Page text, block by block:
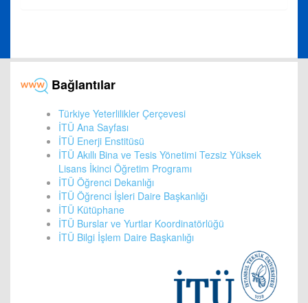
Bağlantılar
Türkiye Yeterlilikler Çerçevesi
İTÜ Ana Sayfası
İTÜ Enerji Enstitüsü
İTÜ Akıllı Bina ve Tesis Yönetimi Tezsiz Yüksek
Lisans İkinci Öğretim Programı
İTÜ Öğrenci Dekanlığı
İTÜ Öğrenci İşleri Daire Başkanlığı
İTÜ Kütüphane
İTÜ Burslar ve Yurtlar Koordinatörlüğü
İTÜ Bilgi İşlem Daire Başkanlığı